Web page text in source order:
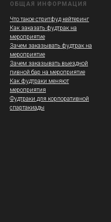
ОБЩАЯ ИНФОРМАЦИЯ
Что такое стритфуд кейтеринг
Как заказать фудтрак на
мероприятие
Зачем заказывать фудтрак на
мероприятие
Зачем заказывать выездной
пивной бар на мероприятие
Как фудтраки меняют
мероприятия
Фудтраки для корпоративной
спартакиады